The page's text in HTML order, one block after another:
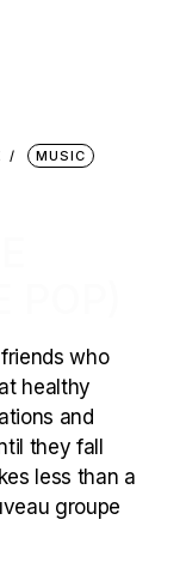
MUSIC
who
healthy
and
they fall
less than a
groupe